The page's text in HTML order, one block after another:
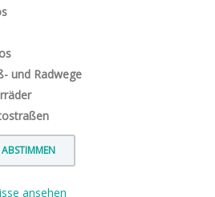
und Radwege
ansehen